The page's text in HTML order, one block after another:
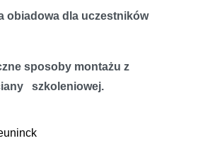
obiadowa dla uczestników
sposoby montażu z
szkoleniowej.